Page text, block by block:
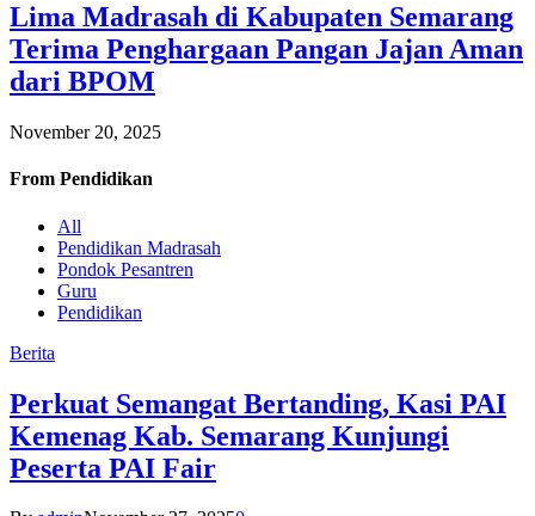
Lima Madrasah di Kabupaten Semarang
Terima Penghargaan Pangan Jajan Aman
dari BPOM
November 20, 2025
From Pendidikan
All
Pendidikan Madrasah
Pondok Pesantren
Guru
Pendidikan
Berita
Perkuat Semangat Bertanding, Kasi PAI
Kemenag Kab. Semarang Kunjungi
Peserta PAI Fair